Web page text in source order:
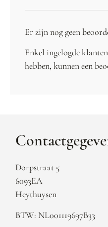
Er zijn nog geen
Enkel ingelogde
hebben, kunnen een
Dorpstraat 5
6093EA
Heythuysen
BTW: NL001119697B33